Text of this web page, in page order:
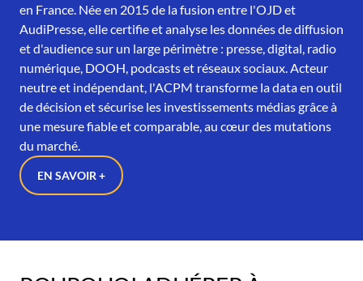
en France. Née en 2015 de la fusion entre l'OJD et
AudiPresse, elle certifie et analyse les données de diffusion
et d'audience sur un large périmètre : presse, digital, radio
numérique, DOOH, podcasts et réseaux sociaux. Acteur
neutre et indépendant, l'ACPM transforme la data en outil
de décision et sécurise les investissements médias grâce à
une mesure fiable et comparable, au cœur des mutations
du marché.
EN SAVOIR +